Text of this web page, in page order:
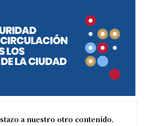
a nuestro otro contenido.